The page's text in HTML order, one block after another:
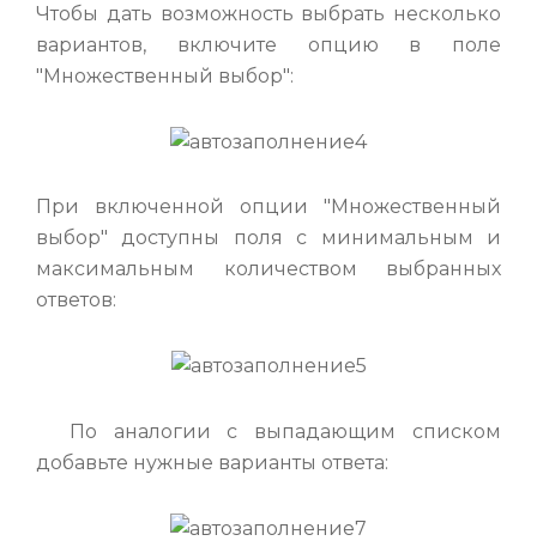
Чтобы дать возможность выбрать несколько
вариантов, включите опцию в поле
"Множественный выбор":
При включенной опции "Множественный
выбор" доступны поля с минимальным и
максимальным количеством выбранных
ответов:
По аналогии с выпадающим списком
добавьте нужные варианты ответа: